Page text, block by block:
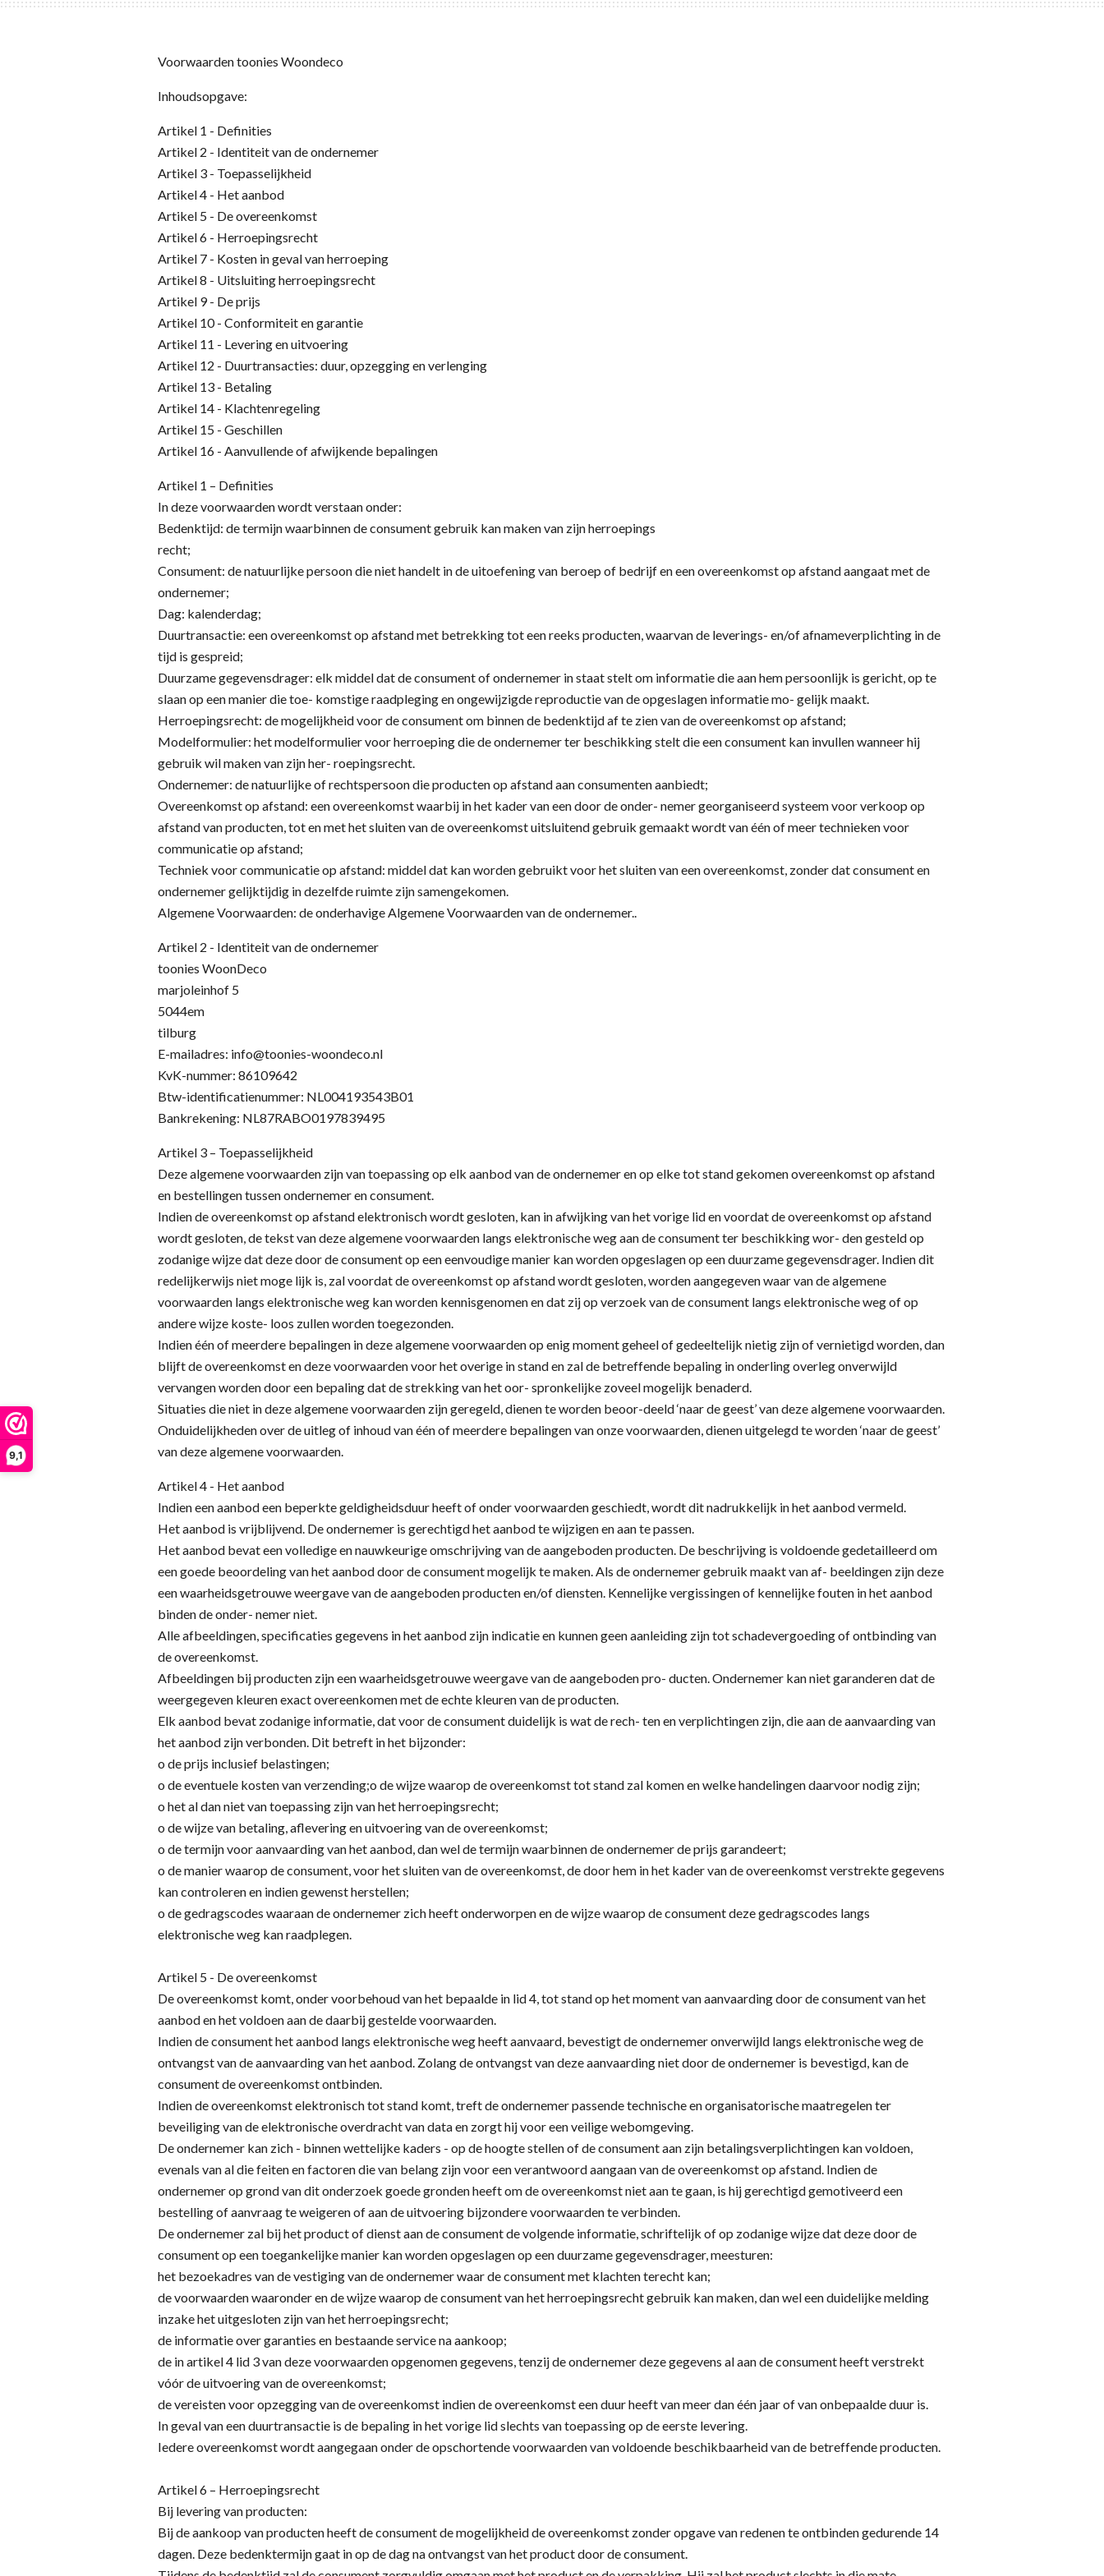
9,1
Voorwaarden toonies Woondeco
Inhoudsopgave:
Artikel 1 - Definities
Artikel 2 - Identiteit van de ondernemer
Artikel 3 - Toepasselijkheid
Artikel 4 - Het aanbod
Artikel 5 - De overeenkomst
Artikel 6 - Herroepingsrecht
Artikel 7 - Kosten in geval van herroeping
Artikel 8 - Uitsluiting herroepingsrecht
Artikel 9 - De prijs
Artikel 10 - Conformiteit en garantie
Artikel 11 - Levering en uitvoering
Artikel 12 - Duurtransacties: duur, opzegging en verlenging
Artikel 13 - Betaling
Artikel 14 - Klachtenregeling
Artikel 15 - Geschillen
Artikel 16 - Aanvullende of afwijkende bepalingen
Artikel 1 – Definities
In deze voorwaarden wordt verstaan onder:
Bedenktijd: de termijn waarbinnen de consument gebruik kan maken van zijn herroepings
recht;
Consument: de natuurlijke persoon die niet handelt in de uitoefening van beroep of bedrijf en een overeenkomst op afstand aangaat met de
ondernemer;
Dag: kalenderdag;
Duurtransactie: een overeenkomst op afstand met betrekking tot een reeks producten, waarvan de leverings- en/of afnameverplichting in de
tijd is gespreid;
Duurzame gegevensdrager: elk middel dat de consument of ondernemer in staat stelt om informatie die aan hem persoonlijk is gericht, op te
slaan op een manier die toe- komstige raadpleging en ongewijzigde reproductie van de opgeslagen informatie mo- gelijk maakt.
Herroepingsrecht: de mogelijkheid voor de consument om binnen de bedenktijd af te zien van de overeenkomst op afstand;
Modelformulier: het modelformulier voor herroeping die de ondernemer ter beschikking stelt die een consument kan invullen wanneer hij
gebruik wil maken van zijn her- roepingsrecht.
Ondernemer: de natuurlijke of rechtspersoon die producten op afstand aan consumenten aanbiedt;
Overeenkomst op afstand: een overeenkomst waarbij in het kader van een door de onder- nemer georganiseerd systeem voor verkoop op
afstand van producten, tot en met het sluiten van de overeenkomst uitsluitend gebruik gemaakt wordt van één of meer technieken voor
communicatie op afstand;
Techniek voor communicatie op afstand: middel dat kan worden gebruikt voor het sluiten van een overeenkomst, zonder dat consument en
ondernemer gelijktijdig in dezelfde ruimte zijn samengekomen.
Algemene Voorwaarden: de onderhavige Algemene Voorwaarden van de ondernemer..
Artikel 2 - Identiteit van de ondernemer
toonies WoonDeco
marjoleinhof 5
5044em
tilburg
E-mailadres: info@toonies-woondeco.nl
KvK-nummer: 86109642
Btw-identificatienummer: NL004193543B01
Bankrekening: NL87RABO0197839495
Artikel 3 – Toepasselijkheid
Deze algemene voorwaarden zijn van toepassing op elk aanbod van de ondernemer en op elke tot stand gekomen overeenkomst op afstand
en bestellingen tussen ondernemer en consument.
Indien de overeenkomst op afstand elektronisch wordt gesloten, kan in afwijking van het vorige lid en voordat de overeenkomst op afstand
wordt gesloten, de tekst van deze algemene voorwaarden langs elektronische weg aan de consument ter beschikking wor- den gesteld op
zodanige wijze dat deze door de consument op een eenvoudige manier kan worden opgeslagen op een duurzame gegevensdrager. Indien dit
redelijkerwijs niet moge lijk is, zal voordat de overeenkomst op afstand wordt gesloten, worden aangegeven waar van de algemene
voorwaarden langs elektronische weg kan worden kennisgenomen en dat zij op verzoek van de consument langs elektronische weg of op
andere wijze koste- loos zullen worden toegezonden.
Indien één of meerdere bepalingen in deze algemene voorwaarden op enig moment geheel of gedeeltelijk nietig zijn of vernietigd worden, dan
blijft de overeenkomst en deze voorwaarden voor het overige in stand en zal de betreffende bepaling in onderling overleg onverwijld
vervangen worden door een bepaling dat de strekking van het oor- spronkelijke zoveel mogelijk benaderd.
Situaties die niet in deze algemene voorwaarden zijn geregeld, dienen te worden beoor-deeld ‘naar de geest’ van deze algemene voorwaarden.
Onduidelijkheden over de uitleg of inhoud van één of meerdere bepalingen van onze voorwaarden, dienen uitgelegd te worden ‘naar de geest’
van deze algemene voorwaarden.
Artikel 4 - Het aanbod
Indien een aanbod een beperkte geldigheidsduur heeft of onder voorwaarden geschiedt, wordt dit nadrukkelijk in het aanbod vermeld.
Het aanbod is vrijblijvend. De ondernemer is gerechtigd het aanbod te wijzigen en aan te passen.
Het aanbod bevat een volledige en nauwkeurige omschrijving van de aangeboden producten. De beschrijving is voldoende gedetailleerd om
een goede beoordeling van het aanbod door de consument mogelijk te maken. Als de ondernemer gebruik maakt van af- beeldingen zijn deze
een waarheidsgetrouwe weergave van de aangeboden producten en/of diensten. Kennelijke vergissingen of kennelijke fouten in het aanbod
binden de onder- nemer niet.
Alle afbeeldingen, specificaties gegevens in het aanbod zijn indicatie en kunnen geen aanleiding zijn tot schadevergoeding of ontbinding van
de overeenkomst.
Afbeeldingen bij producten zijn een waarheidsgetrouwe weergave van de aangeboden pro- ducten. Ondernemer kan niet garanderen dat de
weergegeven kleuren exact overeenkomen met de echte kleuren van de producten.
Elk aanbod bevat zodanige informatie, dat voor de consument duidelijk is wat de rech- ten en verplichtingen zijn, die aan de aanvaarding van
het aanbod zijn verbonden. Dit betreft in het bijzonder:
o de prijs inclusief belastingen;
o de eventuele kosten van verzending;o de wijze waarop de overeenkomst tot stand zal komen en welke handelingen daarvoor nodig zijn;
o het al dan niet van toepassing zijn van het herroepingsrecht;
o de wijze van betaling, aflevering en uitvoering van de overeenkomst;
o de termijn voor aanvaarding van het aanbod, dan wel de termijn waarbinnen de ondernemer de prijs garandeert;
o de manier waarop de consument, voor het sluiten van de overeenkomst, de door hem in het kader van de overeenkomst verstrekte gegevens
kan controleren en indien gewenst herstellen;
o de gedragscodes waaraan de ondernemer zich heeft onderworpen en de wijze waarop de consument deze gedragscodes langs
elektronische weg kan raadplegen.
Artikel 5 - De overeenkomst
De overeenkomst komt, onder voorbehoud van het bepaalde in lid 4, tot stand op het moment van aanvaarding door de consument van het
aanbod en het voldoen aan de daarbij gestelde voorwaarden.
Indien de consument het aanbod langs elektronische weg heeft aanvaard, bevestigt de ondernemer onverwijld langs elektronische weg de
ontvangst van de aanvaarding van het aanbod. Zolang de ontvangst van deze aanvaarding niet door de ondernemer is bevestigd, kan de
consument de overeenkomst ontbinden.
Indien de overeenkomst elektronisch tot stand komt, treft de ondernemer passende technische en organisatorische maatregelen ter
beveiliging van de elektronische overdracht van data en zorgt hij voor een veilige webomgeving.
De ondernemer kan zich - binnen wettelijke kaders - op de hoogte stellen of de consument aan zijn betalingsverplichtingen kan voldoen,
evenals van al die feiten en factoren die van belang zijn voor een verantwoord aangaan van de overeenkomst op afstand. Indien de
ondernemer op grond van dit onderzoek goede gronden heeft om de overeenkomst niet aan te gaan, is hij gerechtigd gemotiveerd een
bestelling of aanvraag te weigeren of aan de uitvoering bijzondere voorwaarden te verbinden.
De ondernemer zal bij het product of dienst aan de consument de volgende informatie, schriftelijk of op zodanige wijze dat deze door de
consument op een toegankelijke manier kan worden opgeslagen op een duurzame gegevensdrager, meesturen:
het bezoekadres van de vestiging van de ondernemer waar de consument met klachten terecht kan;
de voorwaarden waaronder en de wijze waarop de consument van het herroepingsrecht gebruik kan maken, dan wel een duidelijke melding
inzake het uitgesloten zijn van het herroepingsrecht;
de informatie over garanties en bestaande service na aankoop;
de in artikel 4 lid 3 van deze voorwaarden opgenomen gegevens, tenzij de ondernemer deze gegevens al aan de consument heeft verstrekt
vóór de uitvoering van de overeenkomst;
de vereisten voor opzegging van de overeenkomst indien de overeenkomst een duur heeft van meer dan één jaar of van onbepaalde duur is.
In geval van een duurtransactie is de bepaling in het vorige lid slechts van toepassing op de eerste levering.
Iedere overeenkomst wordt aangegaan onder de opschortende voorwaarden van voldoende beschikbaarheid van de betreffende producten.
Artikel 6 – Herroepingsrecht
Bij levering van producten:
Bij de aankoop van producten heeft de consument de mogelijkheid de overeenkomst zonder opgave van redenen te ontbinden gedurende 14
dagen. Deze bedenktermijn gaat in op de dag na ontvangst van het product door de consument.